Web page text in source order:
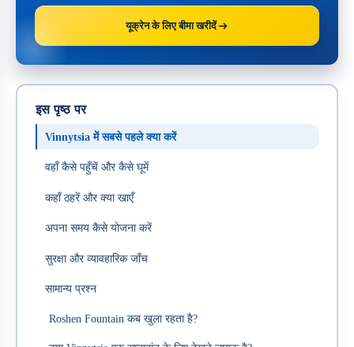
यूक्रेन के लिए बीमा खरीदें
इस पृष्ठ पर
Vinnytsia में सबसे पहले क्या करें
वहाँ कैसे पहुँचें और कैसे घूमें
कहाँ ठहरें और क्या खाएँ
अपना समय कैसे योजना करें
सुरक्षा और व्यावहारिक जाँच
सामान्य प्रश्न
Roshen Fountain कब खुला रहता है?